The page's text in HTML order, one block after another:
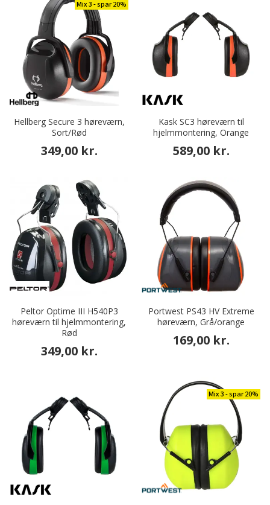
Mix 3 - spar 20%
Hellberg Secure 3 høreværn,
Sort/Rød
349,00 kr.
Kask SC3 høreværn til
hjelmmontering, Orange
589,00 kr.
Peltor Optime III H540P3
høreværn til hjelmmontering,
Rød
349,00 kr.
Portwest PS43 HV Extreme
høreværn, Grå/orange
169,00 kr.
Mix 3 - spar 20%